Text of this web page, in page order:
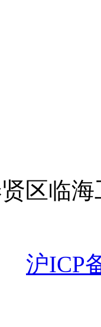
区临
沪ICP